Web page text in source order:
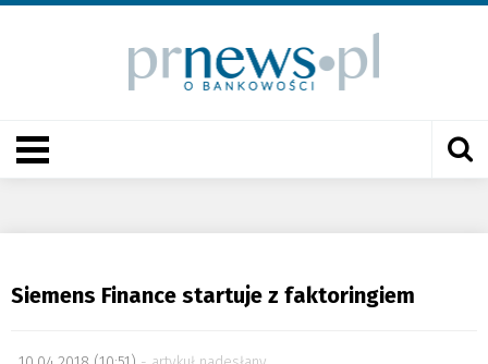
Siemens Finance startuje z faktoringiem